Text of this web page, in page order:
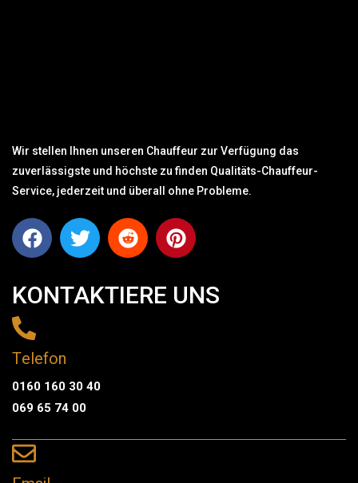
Wir stellen Ihnen unseren Chauffeur zur Verfügung das
zuverlässigste und höchste zu finden Qualitäts-Chauffeur-
Service, jederzeit und überall ohne Probleme.
KONTAKTIERE UNS
Telefon
0160 160 30 40
069 65 74 00